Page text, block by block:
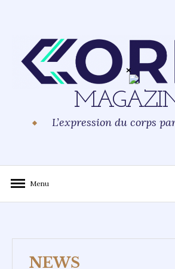
L’expression du corps
Menu
NEWS